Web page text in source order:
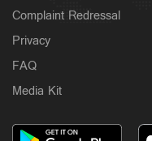
Complaint Redressal
Privacy
FAQ
Media Kit